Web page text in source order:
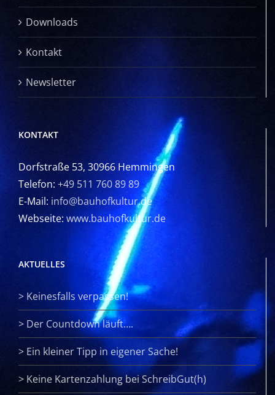
Downloads
Kontakt
Newsletter
KONTAKT
Dorfstraße 53, 30966 Hemmingen
Telefon: +49 511 760 89 89
E-Mail: info@bauhofkultur.de
Webseite: www.bauhofkultur.de
AKTUELLES
> Keinesfalls verpassen!
> Der Countdown läuft….
> Ein kleiner Tipp in eigener Sache!
> Keine Kartenzahlung bei SchreibGut(h)